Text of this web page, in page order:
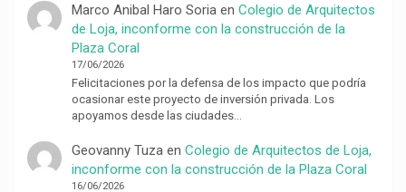
Marco Anibal Haro Soriaen Colegio de Arquitectos
de Loja, inconforme con la construcción de la
Plaza Coral
17/06/2026
Felicitaciones por la defensa de los impacto que podría
ocasionar este proyecto de inversión privada. Los
apoyamos desde las ciudades…
Geovanny Tuzaen Colegio de Arquitectos de Loja,
inconforme con la construcción de la Plaza Coral
16/06/2026